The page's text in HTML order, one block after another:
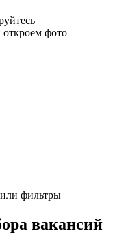
фото
фильтры
вакансий